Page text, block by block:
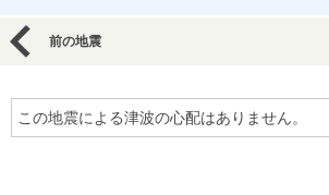
前の地震
この地震による津波の心配はありません。